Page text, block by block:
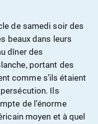
de samedi soir des
beaux dans leurs
dîner des
portant des
comme s’ils étaient
Ils
de l’énorme
moyen et à quel